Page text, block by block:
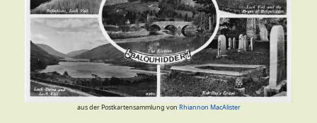
aus der Postkartensammlung von Rhiannon MacAlister